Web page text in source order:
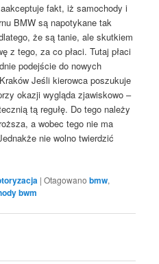
fakt, iż samochody i
BMW są napotykane tak
że są tanie, ale skutkiem
z tego, za co płaci. Tutaj płaci
podejście do nowych
Jeśli kierowca poszukuje
okazji wygląda zjawiskowo –
tą regułę. Do tego należy
a wobec tego nie ma
nie wolno twierdzić
|Otagowano bmw,
bwm